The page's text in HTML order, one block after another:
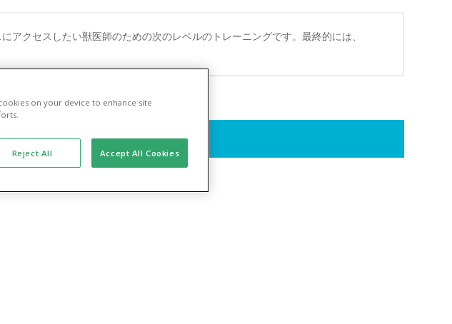
クセスしたい獣医師のための次のレベルのトレーニングです。最終的には、
on your device to enhance site
Reject All Accept All Cookies